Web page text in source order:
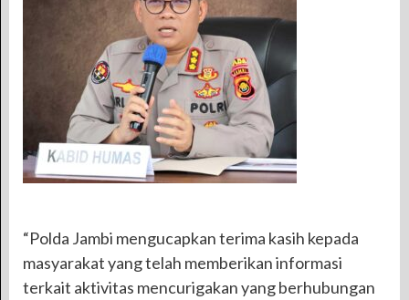
“Polda Jambi mengucapkan terima kasih kepada
masyarakat yang telah memberikan informasi
terkait aktivitas mencurigakan yang berhubungan